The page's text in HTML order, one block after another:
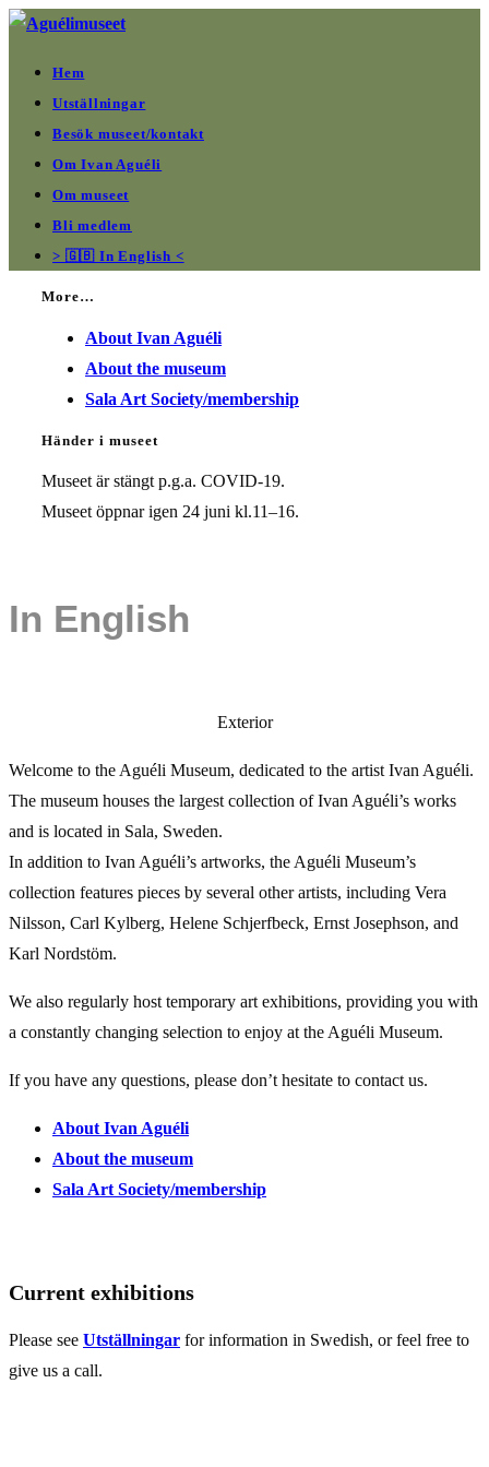
Hoppa
innehållet
Hem
Utställningar
Besök museet/kontakt
Om Ivan Aguéli
Om museet
Bli medlem
> 🇬🇧 In English <
More…
About Ivan Aguéli
About the museum
Sala Art Society/membership
Händer i museet
Museet är stängt p.g.a. COVID-19.
Museet öppnar igen 24 juni kl.11–16.
In English
Exterior
Welcome to the Aguéli Museum, dedicated to the artist Ivan Aguéli.
The museum houses the largest collection of Ivan Aguéli’s works
and is located in Sala, Sweden.
In addition to Ivan Aguéli’s artworks, the Aguéli Museum’s
collection features pieces by several other artists, including Vera
Nilsson, Carl Kylberg, Helene Schjerfbeck, Ernst Josephson, and
Karl Nordstöm.
We also regularly host temporary art exhibitions, providing you with
a constantly changing selection to enjoy at the Aguéli Museum.
If you have any questions, please don’t hesitate to contact us.
About Ivan Aguéli
About the museum
Sala Art Society/membership
Current exhibitions
Please see Utställningar for information in Swedish, or feel free to
give us a call.